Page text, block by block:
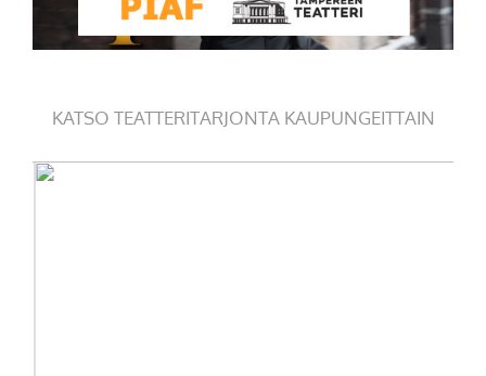
KATSO TEATTERITARJONTA KAUPUNGEITTAIN